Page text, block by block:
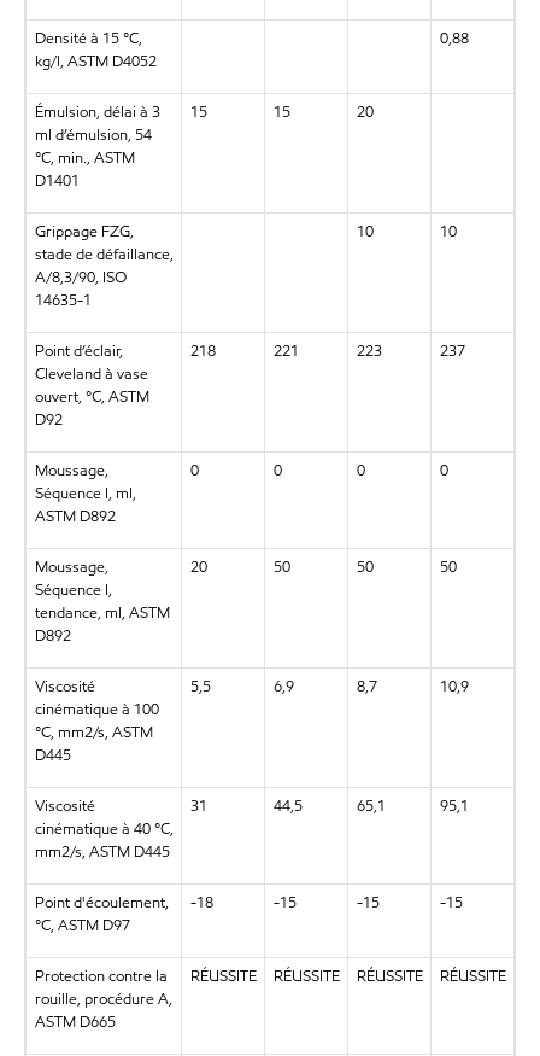
Densité à 15 °C,
kg/l, ASTM D4052
0,88
Émulsion, délai à 3
ml d’émulsion, 54
°C, min., ASTM
D1401
15 15 20
Grippage FZG,
stade de défaillance,
A/8,3/90, ISO
14635-1
10 10
Point d’éclair,
Cleveland à vase
ouvert, °C, ASTM
D92
218 221 223 237
Moussage,
Séquence I, ml,
ASTM D892
0 0 0 0
Moussage,
Séquence I,
tendance, ml, ASTM
D892
20 50 50 50
Viscosité
cinématique à 100
°C, mm2/s, ASTM
D445
5,5 6,9 8,7 10,9
Viscosité
cinématique à 40 °C,
mm2/s, ASTM D445
31 44,5 65,1 95,1
Point d'écoulement,
°C, ASTM D97
-18 -15 -15 -15
Protection contre la
rouille, procédure A,
ASTM D665
RÉUSSITE RÉUSSITE RÉUSSITE RÉUSSITE